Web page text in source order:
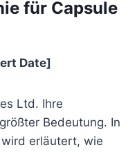
für Capsule
Date]
Ltd. Ihre
Bedeutung. In
erläutert, wie